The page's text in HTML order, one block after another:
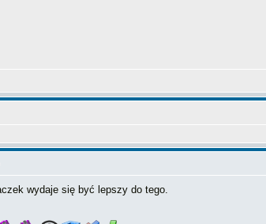
wydaje się być lepszy do tego.